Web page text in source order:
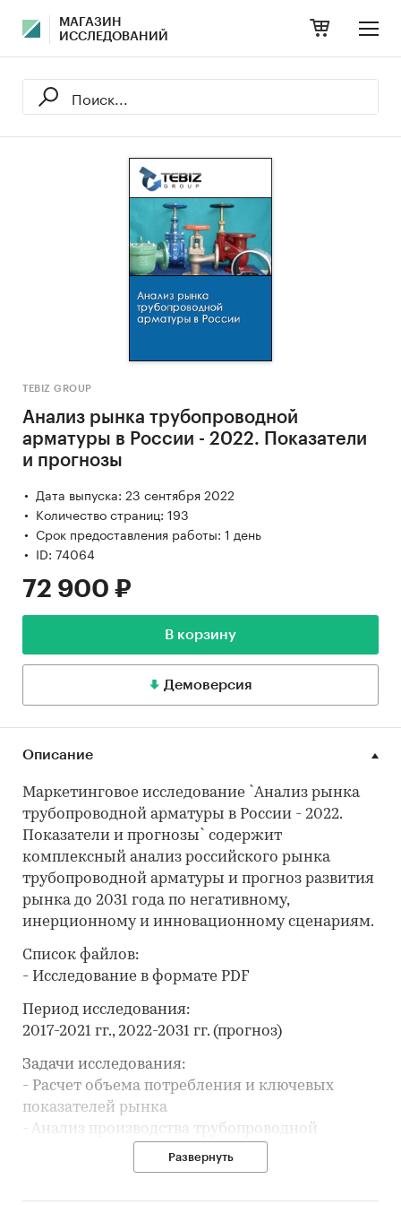
МАГАЗИН
ИССЛЕДОВАНИЙ
TEBIZ GROUP
Анализ рынка трубопроводной
арматуры в России - 2022. Показатели
и прогнозы
Дата выпуска: 23 сентября 2022
Количество страниц: 193
Срок предоставления работы: 1 день
ID: 74064
72 900 ₽
В корзину
Демоверсия
Описание
Маркетинговое исследование `Анализ рынка
трубопроводной арматуры в России - 2022.
Показатели и прогнозы` содержит
комплексный анализ российского рынка
трубопроводной арматуры и прогноз развития
рынка до 2031 года по негативному,
инерционному и инновационному сценариям.
Список файлов:
- Исследование в формате PDF
Период исследования:
2017-2021 гг., 2022-2031 гг. (прогноз)
Задачи исследования:
- Расчет объема потребления и ключевых
показателей рынка
- Анализ производства трубопроводной
- Составление рейтинга производителей
Развернуть